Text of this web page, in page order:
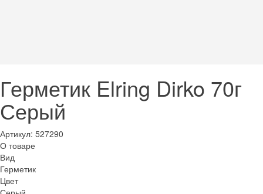
Герметик Elring Dirko 70г
Серый
Артикул: 527290
О товаре
Вид
Герметик
Цвет